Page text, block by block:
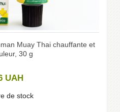
Muay Thai chauffante et
30 g
UAH
de stock